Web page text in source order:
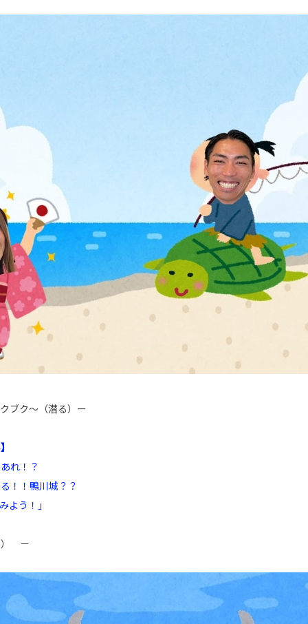
ブク～（潜る）ー
れ！？
！鴨川城？？
う！」
） －